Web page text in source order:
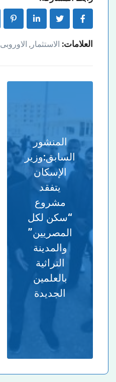
العلامات: الاستثمار , الاوروبى
المنشور
السابق:وزير
الإسكان
يتفقد
مشروع
“سكن لكل
المصريين”
والمدينة
التراثية
بالعلمين
الجديدة